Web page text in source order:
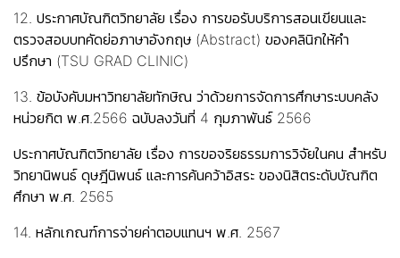
12. ประกาศบัณฑิตวิทยาลัย เรื่อง การขอรับบริการสอนเขียนและ
ตรวจสอบบทคัดย่อภาษาอังกฤษ (Abstract) ของคลินิกให้คำ
ปรึกษา (TSU GRAD CLINIC)
13. ข้อบังคับมหาวิทยาลัยทักษิณ ว่าด้วยการจัดการศึกษาระบบคลัง
หน่วยกิต พ.ศ.2566 ฉบับลงวันที่ 4 กุมภาพันธ์ 2566
ประกาศบัณฑิตวิทยาลัย เรื่อง การขอจริยธรรมการวิจัยในคน สำหรับ
วิทยานิพนธ์ ดุษฎีนิพนธ์ และการค้นคว้าอิสระ ของนิสิตระดับบัณฑิต
ศึกษา พ.ศ. 2565
14. หลักเกณฑ์การจ่ายค่าตอบแทนฯ พ.ศ. 2567